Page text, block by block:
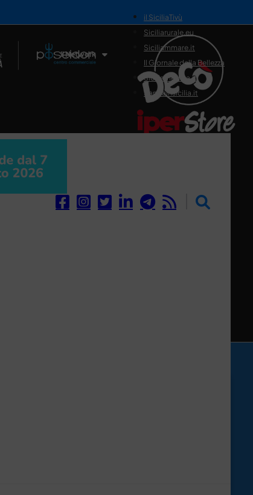
Il Network
il SiciliaTivù
Siciliarurale.eu
Siciliammare.it
Il Giornale della Bellezza
Siciliamedica.it
Sanitainsicilia.it